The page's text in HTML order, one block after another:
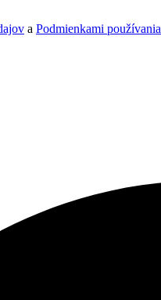
a Podmienkami používania